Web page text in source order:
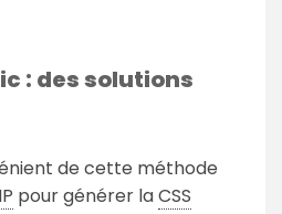
: des solutions
de cette méthode
pour générer laCSS